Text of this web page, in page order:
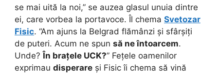
se mai uită la noi,” se auzea glasul unuia dintre
ei, care vorbea la portavoce. Îl chema Svetozar
Fisic. “Am ajuns la Belgrad flămânzi și sfârșiți
de puteri. Acum ne spun să ne întoarcem.
Unde?În brațele UCK?” Fețele oamenilor
exprimau disperare și Fisic îi chema să vină